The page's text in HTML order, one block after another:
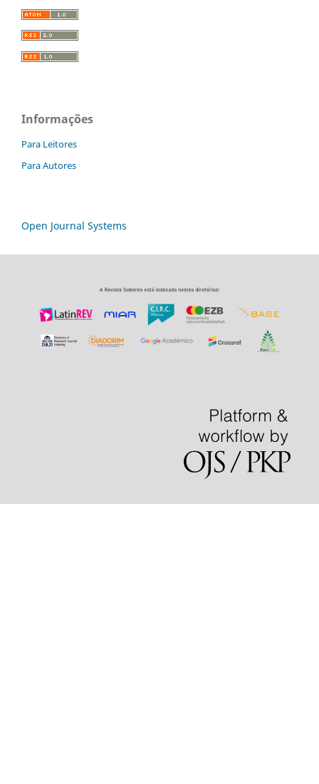
Informações
Para Leitores
Para Autores
Open Journal Systems